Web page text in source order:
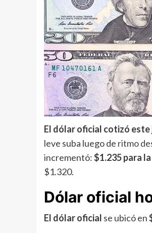
El dólar oficial cotizó este
leve suba luego de ritmo
incrementó:$1.235 para
$1.320.
Dólar oficial
El dólar oficial se ubicó en